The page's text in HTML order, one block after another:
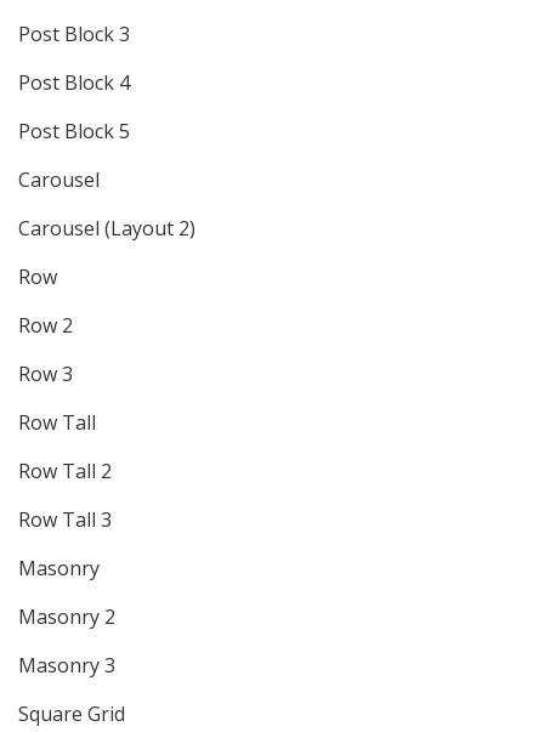
Post Block 3
Post Block 4
Post Block 5
Carousel
Carousel (Layout 2)
Row
Row 2
Row 3
Row Tall
Row Tall 2
Row Tall 3
Masonry
Masonry 2
Masonry 3
Square Grid